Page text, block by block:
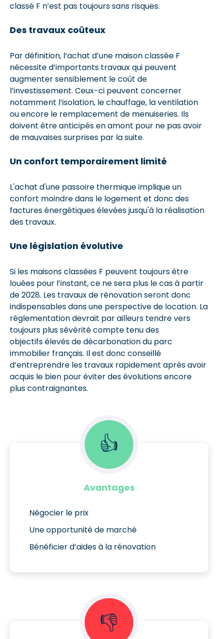
classé F n’est pas toujours sans risques.
Des travaux coûteux
Par définition, l’achat d’une maison classée F
nécessite d’importants travaux qui peuvent
augmenter sensiblement le coût de
l’investissement. Ceux-ci peuvent concerner
notamment l’isolation, le chauffage, la ventilation
ou encore le remplacement de menuiseries. Ils
doivent être anticipés en amont pour ne pas avoir
de mauvaises surprises par la suite.
Un confort temporairement limité
L'achat d'une passoire thermique implique un
confort moindre dans le logement et donc des
factures énergétiques élevées jusqu'à la réalisation
des travaux.
Une législation évolutive
Si les maisons classées F peuvent toujours être
louées pour l’instant, ce ne sera plus le cas à partir
de 2028. Les travaux de rénovation seront donc
indispensables dans une perspective de location. La
réglementation devrait par ailleurs tendre vers
toujours plus sévérité compte tenu des
objectifs élevés de décarbonation du parc
immobilier français. Il est donc conseillé
d’entreprendre les travaux rapidement après avoir
acquis le bien pour éviter des évolutions encore
plus contraignantes.
👍
Avantages
Négocier le prix
Une opportunité de marché
Bénéficier d’aides à la rénovation
👎